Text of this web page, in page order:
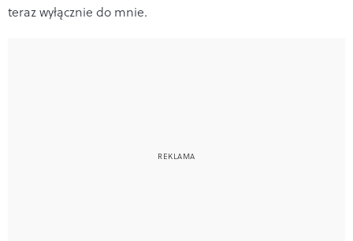
teraz wyłącznie do mnie.